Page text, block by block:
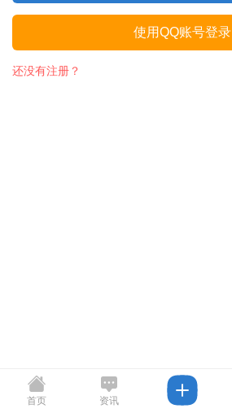
使用QQ账号登录
还没有注册？
首页 资讯